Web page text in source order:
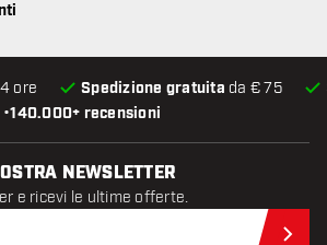
•140.000+ recensioni
ore Spedizione gratuita da € 75
NEWSLETTER
e ricevi le ultime offerte.